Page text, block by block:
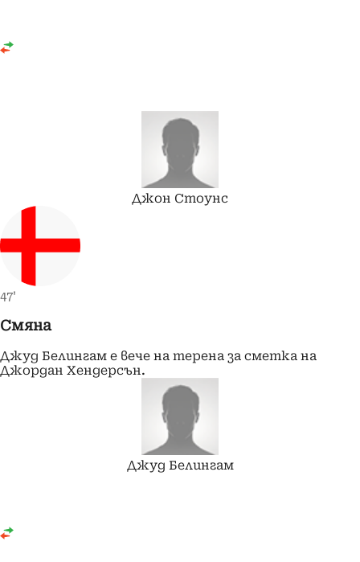
Джон Стоунс
47'
Смяна
Джуд Белингам е вече на терена за сметка на
Джордан Хендерсън.
Джуд Белингам